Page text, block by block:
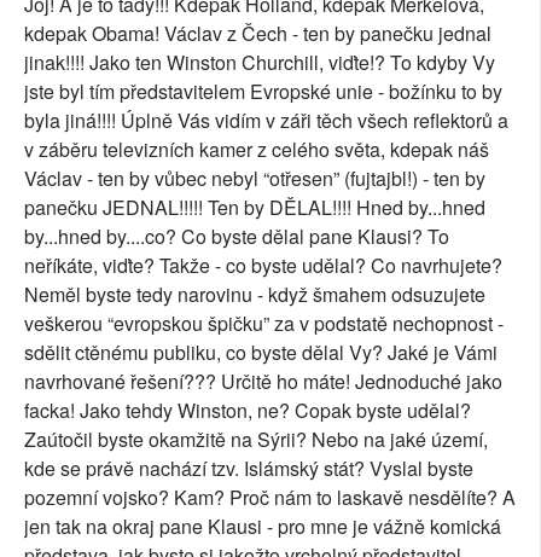
kdepak Obama! Václav z Čech - ten by panečku jednal
jinak!!!! Jako ten Winston Churchill, viďte!? To kdyby Vy
jste byl tím představitelem Evropské unie - božínku to by
byla jiná!!!! Úplně Vás vidím v záři těch všech reflektorů a
v záběru televizních kamer z celého světa, kdepak náš
Václav - ten by vůbec nebyl “otřesen” (fujtajbl!) - ten by
panečku JEDNAL!!!!! Ten by DĚLAL!!!! Hned by...hned
by...hned by....co? Co byste dělal pane Klausi? To
neříkáte, viďte? Takže - co byste udělal? Co navrhujete?
Neměl byste tedy narovinu - když šmahem odsuzujete
veškerou “evropskou špičku” za v podstatě nechopnost -
sdělit ctěnému publiku, co byste dělal Vy? Jaké je Vámi
navrhované řešení??? Určitě ho máte! Jednoduché jako
facka! Jako tehdy Winston, ne? Copak byste udělal?
Zaútočil byste okamžitě na Sýrii? Nebo na jaké území,
kde se právě nachází tzv. Islámský stát? Vyslal byste
pozemní vojsko? Kam? Proč nám to laskavě nesdělíte? A
jen tak na okraj pane Klausi - pro mne je vážně komická